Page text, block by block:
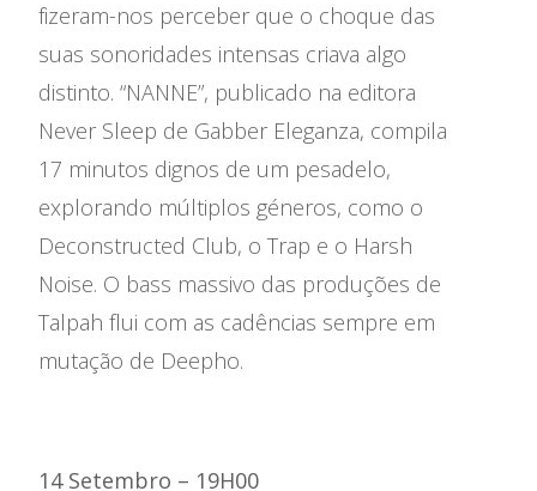
fizeram-nos perceber que o choque das
suas sonoridades intensas criava algo
distinto. “NANNE”, publicado na editora
Never Sleep de Gabber Eleganza, compila
17 minutos dignos de um pesadelo,
explorando múltiplos géneros, como o
Deconstructed Club, o Trap e o Harsh
Noise. O bass massivo das produções de
Talpah flui com as cadências sempre em
mutação de Deepho.
14 Setembro – 19H00